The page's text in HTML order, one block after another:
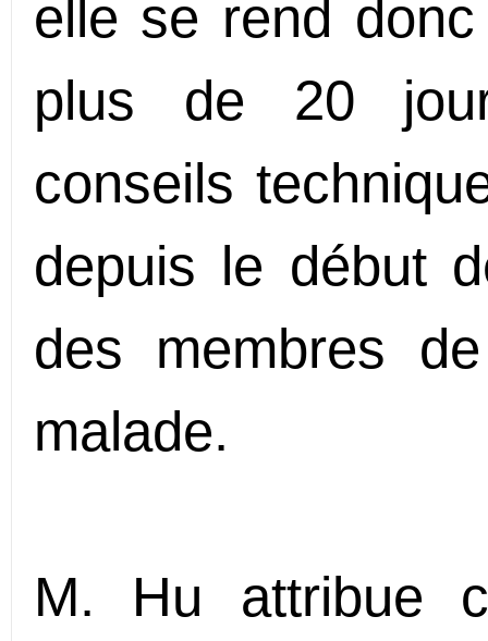
elle se rend
plus de 20
conseils
depuis le début
des membres
malade.
M. Hu attribue